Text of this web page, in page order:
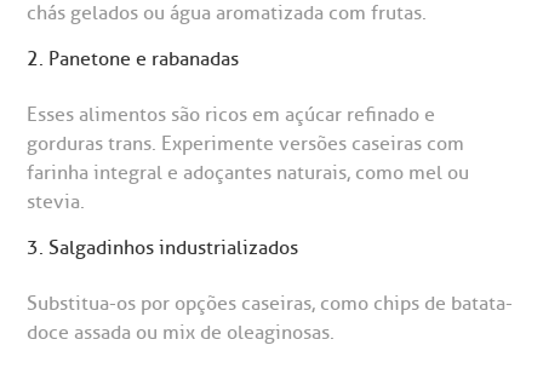
chás gelados ou água aromatizada com frutas.
2. Panetone e rabanadas
Esses alimentos são ricos em açúcar refinado e
gorduras trans. Experimente versões caseiras com
farinha integral e adoçantes naturais, como mel ou
stevia.
3. Salgadinhos industrializados
Substitua-os por opções caseiras, como chips de batata-
doce assada ou mix de oleaginosas.